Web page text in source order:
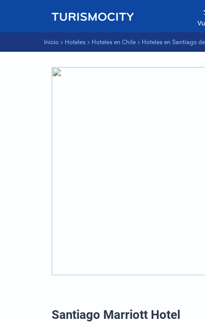
Inicio Hoteles Hoteles en Chile Hoteles en Santiago
Santiago Marriott Hotel